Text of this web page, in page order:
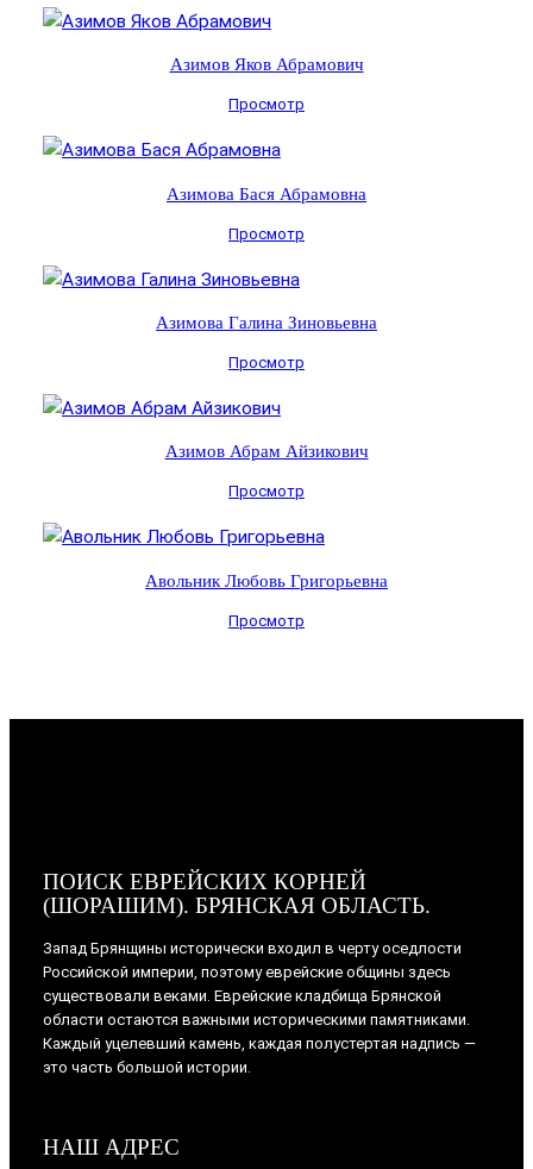
Азимов Яков Абрамович
Просмотр
Азимова Бася Абрамовна
Просмотр
Азимова Галина Зиновьевна
Просмотр
Азимов Абрам Айзикович
Просмотр
Авольник Любовь Григорьевна
Просмотр
ПОИСК ЕВРЕЙСКИХ КОРНЕЙ
(ШОРАШИМ). БРЯНСКАЯ ОБЛАСТЬ.
Запад Брянщины исторически входил в черту оседлости
Российской империи, поэтому еврейские общины здесь
существовали веками. Еврейские кладбища Брянской
области остаются важными историческими памятниками.
Каждый уцелевший камень, каждая полустертая надпись —
это часть большой истории.
НАШ АДРЕС